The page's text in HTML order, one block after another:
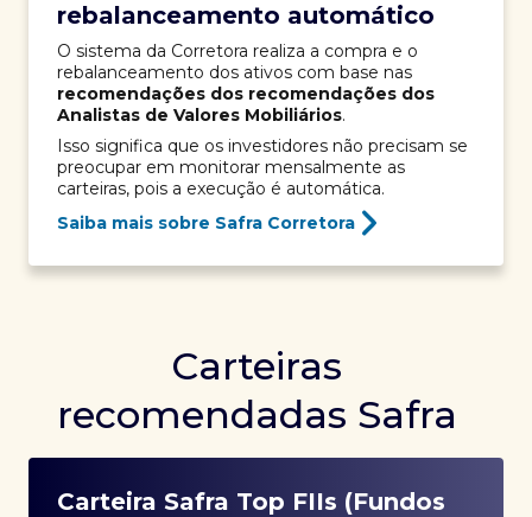
rebalanceamento automático
O sistema da Corretora realiza a compra e o
rebalanceamento dos ativos com base nas
recomendações dos recomendações dos
Analistas de Valores Mobiliários.
Isso significa que os investidores não precisam se
preocupar em monitorar mensalmente as
carteiras, pois a execução é automática.
Saiba mais sobre Safra Corretora
Carteiras
recomendadas Safra
Carteira Safra Top FIIs (Fundos